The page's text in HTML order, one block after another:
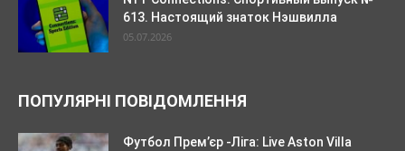
613. Настоящий знаток Нэшвилла
05.07.2026
ПОПУЛЯРНІ ПОВІДОМЛЕННЯ
Футбол Прем’єр -Ліга: Live Aston Villa